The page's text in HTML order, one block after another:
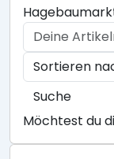
Suche
Möchtest du